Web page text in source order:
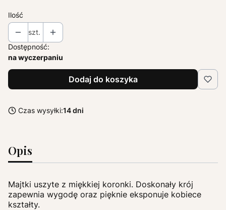
Ilość
szt.
Dostępność:
na wyczerpaniu
Dodaj do koszyka
Czas wysyłki:14 dni
Opis
Majtki uszyte z miękkiej koronki. Doskonały krój
zapewnia wygodę oraz pięknie eksponuje kobiece
kształty.